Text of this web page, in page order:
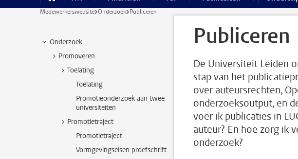
Medewerkerswebsite Onderzoek Publiceren
Onderzoek
Promoveren
Toelating
Toelating
Promotieonderzoek aan twee
universiteiten
Promotietraject
Promotietraject
Vormgevingseisen proefschrift
Publiceren
De Universiteit Leiden
stap van het
over auteursrechten,
onderzoeksoutput, en
voer ik publicaties in
auteur? En hoe zorg ik
onderzoek?